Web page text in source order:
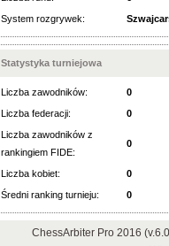
System rozgrywek:
Statystyka turniejowa
Liczba zawodników:
0
Liczba federacji:
0
Liczba zawodników z
rankingiem FIDE:
0
Liczba kobiet:
0
Średni ranking turnieju:
0
ChessArbiter Pro 2016